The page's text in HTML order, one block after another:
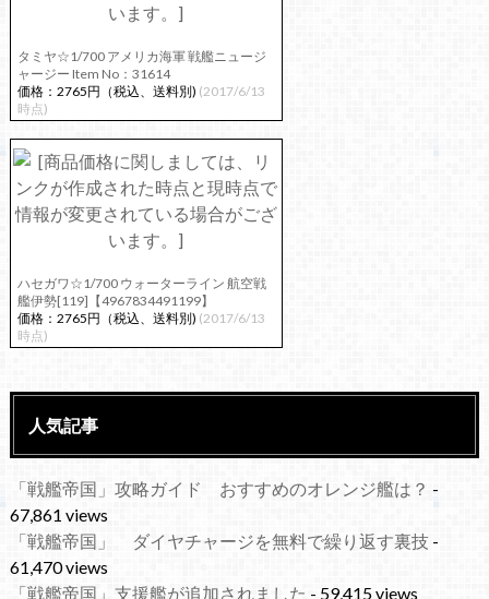
タミヤ☆1/700 アメリカ海軍 戦艦ニュージ
ャージー Item No：31614
価格：2765円（税込、送料別) (2017/6/13
時点)
ハセガワ☆1/700 ウォーターライン 航空戦
艦伊勢[119]【4967834491199】
価格：2765円（税込、送料別) (2017/6/13
時点)
人気記事
「戦艦帝国」攻略ガイド おすすめのオレンジ艦は？ -
67,861 views
「戦艦帝国」 ダイヤチャージを無料で繰り返す裏技-
61,470 views
「戦艦帝国」支援艦が追加されました - 59,415 views